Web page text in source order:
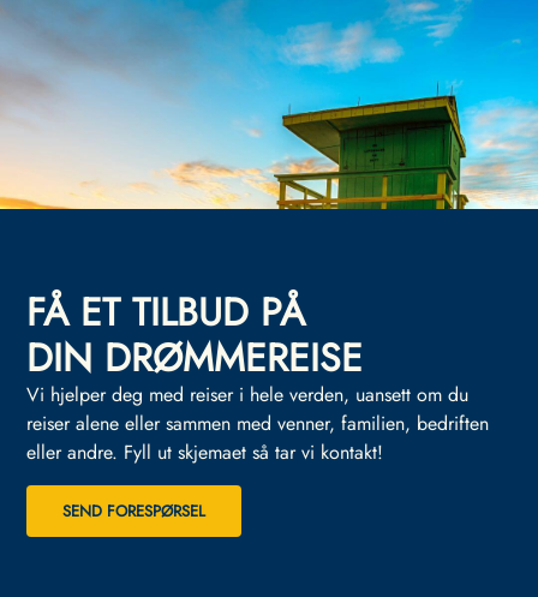
FÅ ET TILBUD PÅ
DIN DRØMMEREISE
Vi hjelper deg med reiser i hele verden, uansett om du
reiser alene eller sammen med venner, familien, bedriften
eller andre. Fyll ut skjemaet så tar vi kontakt!
SEND FORESPØRSEL